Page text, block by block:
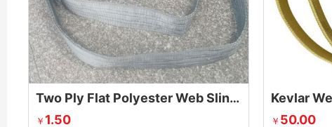
Two Ply Flat Polyester Web Sling Belt
￥ 1.50
Kevlar
￥ 50.00